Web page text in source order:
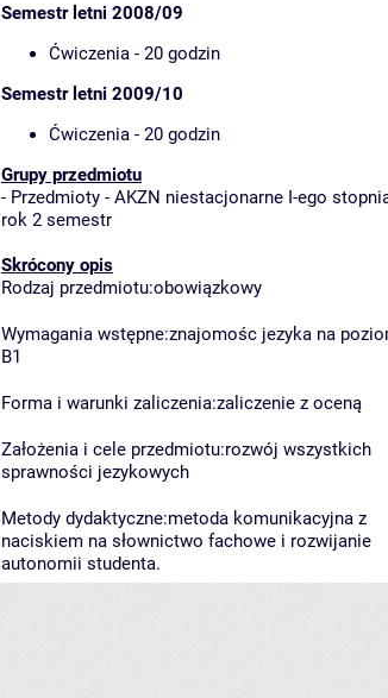
Semestr letni 2008/09
Ćwiczenia - 20 godzin
Semestr letni 2009/10
Ćwiczenia - 20 godzin
Grupy przedmiotu
- Przedmioty - AKZN niestacjonarne I-ego
rok 2 semestr
Skrócony opis
Rodzaj przedmiotu:obowiązkowy
Wymagania wstępne:znajomośc jezyka na
B1
Forma i warunki zaliczenia:zaliczenie z oceną
Założenia i cele przedmiotu:rozwój wszystkich
sprawności jezykowych
Metody dydaktyczne:metoda komunikacyjna z
naciskiem na słownictwo fachowe i rozwijanie
autonomii studenta.